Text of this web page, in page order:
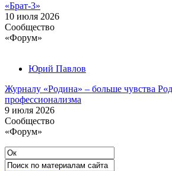
«Брат-3»
10 июля 2026
Cообщество
«Форум»
Юрий Павлов
Журналу «Родина» – больше чувства
профессионализма
9 июля 2026
Cообщество
«Форум»